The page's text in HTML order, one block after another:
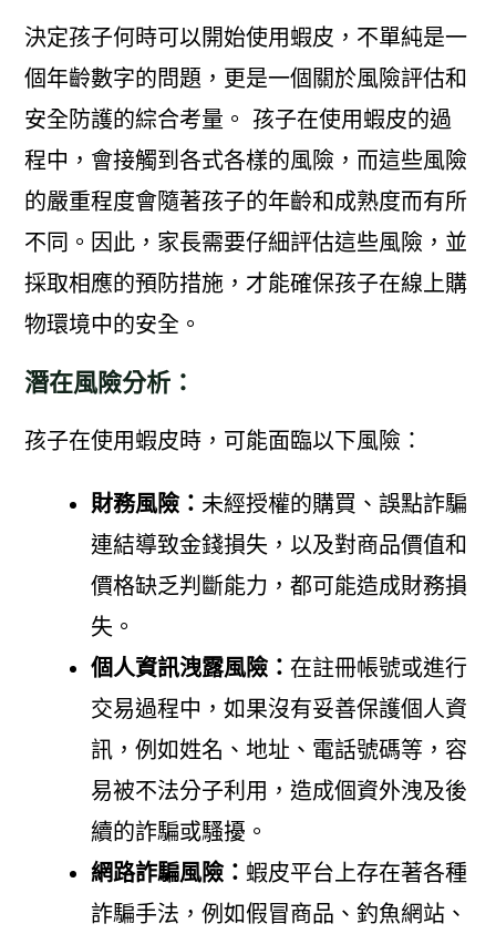
決定孩子何時可以開始使用蝦皮，不單純是一
個年齡數字的問題，更是一個關於風險評估和
安全防護的綜合考量。 孩子在使用蝦皮的過
程中，會接觸到各式各樣的風險，而這些風險
的嚴重程度會隨著孩子的年齡和成熟度而有所
不同。因此，家長需要仔細評估這些風險，並
採取相應的預防措施，才能確保孩子在線上購
物環境中的安全。
潛在風險分析：
孩子在使用蝦皮時，可能面臨以下風險：
財務風險： 未經授權的購買、誤點詐騙
連結導致金錢損失，以及對商品價值和
價格缺乏判斷能力，都可能造成財務損
失。
個人資訊洩露風險： 在註冊帳號或進行
交易過程中，如果沒有妥善保護個人資
訊，例如姓名、地址、電話號碼等，容
易被不法分子利用，造成個資外洩及後
續的詐騙或騷擾。
網路詐騙風險： 蝦皮平台上存在著各種
詐騙手法，例如假冒商品、釣魚網站、